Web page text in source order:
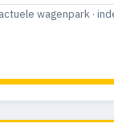
wagenpark ·